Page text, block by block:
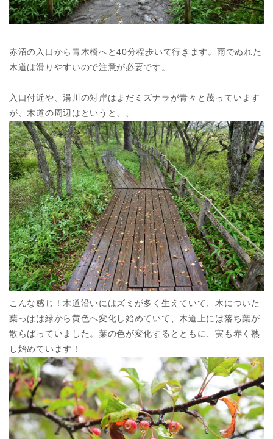
赤沼の入口から青木橋へと40分程歩いて行きます。雨でぬれた
木道は滑りやすいので注意が必要です。
入口付近や、湯川の対岸はまだミズナラが青々と茂っています
が、木道の周辺はというと、、
こんな感じ！木道沿いにはズミが多く生えていて、木についた
葉っぱは緑から黄色へ変化し始めていて、木道上には落ち葉が
散らばっていました。葉の色が変化するとともに、実も赤く熟
し始めています！